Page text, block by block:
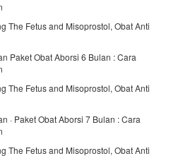
The Fetus and Misoprostol, Obat Anti
Paket Obat Aborsi 6 Bulan : Cara
The Fetus and Misoprostol, Obat Anti
· Paket Obat Aborsi 7 Bulan : Cara
The Fetus and Misoprostol, Obat Anti